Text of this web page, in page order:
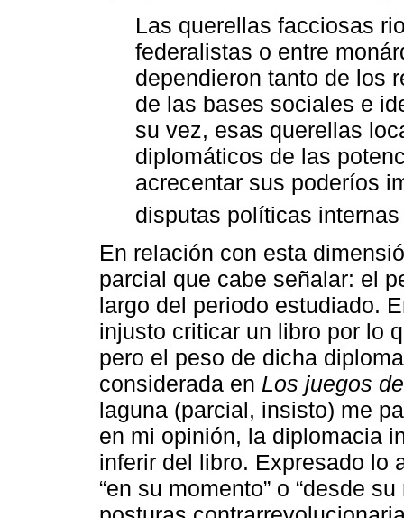
Las querellas facciosas
federalistas o entre
dependieron tanto de los
de las bases sociales e
su vez, esas querellas
diplomáticos de las
acrecentar sus poderíos
disputas políticas
En relación con esta
parcial que cabe señalar: el
largo del periodo estudiado.
injusto criticar un libro por lo
pero el peso de dicha
considerada en Los juegos
laguna (parcial, insisto) me
en mi opinión, la diplomacia
inferir del libro. Expresado lo
“en su momento” o “desde